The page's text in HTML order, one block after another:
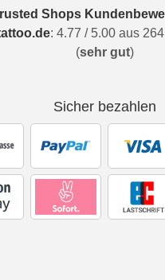
Shops
: 4.77 / 5.00 aus 264
(sehr gut)
Sicher bezahlen